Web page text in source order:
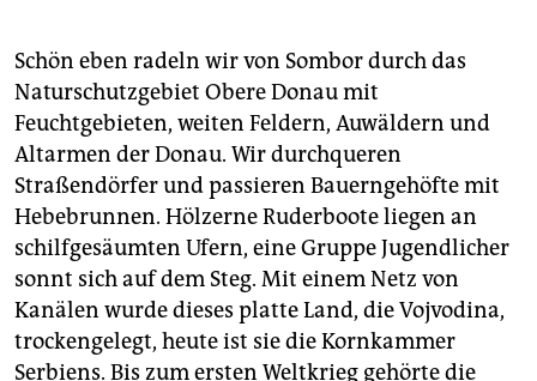
individuelle Programme offeriert die Reiseagentur
Magelan in Novi Sad (www.magelancorp.co.yu
nützliche Internetseite zum Tourismus in Serbien ist
www.visitserbia.org.
Literatur:Birgitta Gabriela Hannover: "Serbien
entdecken", Trescher-Verlag, Berlin 2006, 19,95 Euro.
Daniela Schily: "Donau - von Regensburg zur
Schwarzmeerküste", DuMont Reiseverlag, Ostfildern
2006, 12,80 Euro.
Radkarte: "Donau Radweg - von Budapest bis zum
schwarzen Meer". Set aus 8 Karten im Maßstab
Schön eben radeln wir von Sombor durch das
Naturschutzgebiet Obere Donau mit
Feuchtgebieten, weiten Feldern, Auwäldern und
Altarmen der Donau. Wir durchqueren
Straßendörfer und passieren Bauerngehöfte mit
Hebebrunnen. Hölzerne Ruderboote liegen an
schilfgesäumten Ufern, eine Gruppe Jugendlicher
sonnt sich auf dem Steg. Mit einem Netz von
Kanälen wurde dieses platte Land, die Vojvodina,
trockengelegt, heute ist sie die Kornkammer
Serbiens. Bis zum ersten Weltkrieg gehörte die